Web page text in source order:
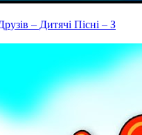
– Дитячі Пісні – З